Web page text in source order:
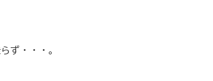
ず・・・。